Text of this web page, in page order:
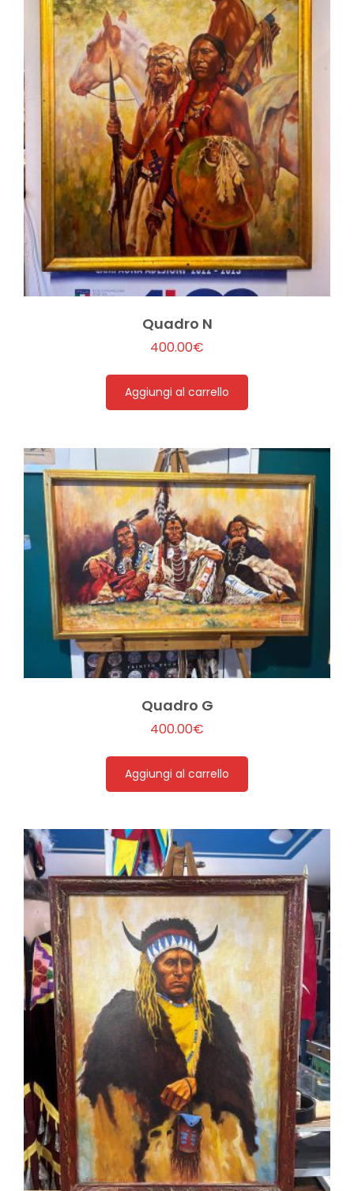
Quadro N
400.00€
Aggiungi al carrello
Quadro G
400.00€
Aggiungi al carrello